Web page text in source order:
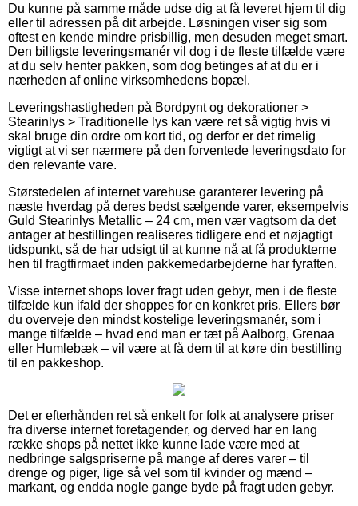
Du kunne på samme måde udse dig at få leveret hjem til dig
eller til adressen på dit arbejde. Løsningen viser sig som
oftest en kende mindre prisbillig, men desuden meget smart.
Den billigste leveringsmanér vil dog i de fleste tilfælde være
at du selv henter pakken, som dog betinges af at du er i
nærheden af online virksomhedens bopæl.
Leveringshastigheden på Bordpynt og dekorationer >
Stearinlys > Traditionelle lys kan være ret så vigtig hvis vi
skal bruge din ordre om kort tid, og derfor er det rimelig
vigtigt at vi ser nærmere på den forventede leveringsdato for
den relevante vare.
Størstedelen af internet varehuse garanterer levering på
næste hverdag på deres bedst sælgende varer, eksempelvis
Guld Stearinlys Metallic – 24 cm, men vær vagtsom da det
antager at bestillingen realiseres tidligere end et nøjagtigt
tidspunkt, så de har udsigt til at kunne nå at få produkterne
hen til fragtfirmaet inden pakkemedarbejderne har fyraften.
Visse internet shops lover fragt uden gebyr, men i de fleste
tilfælde kun ifald der shoppes for en konkret pris. Ellers bør
du overveje den mindst kostelige leveringsmanér, som i
mange tilfælde – hvad end man er tæt på Aalborg, Grenaa
eller Humlebæk – vil være at få dem til at køre din bestilling
til en pakkeshop.
Det er efterhånden ret så enkelt for folk at analysere priser
fra diverse internet foretagender, og derved har en lang
række shops på nettet ikke kunne lade være med at
nedbringe salgspriserne på mange af deres varer – til
drenge og piger, lige så vel som til kvinder og mænd –
markant, og endda nogle gange byde på fragt uden gebyr.